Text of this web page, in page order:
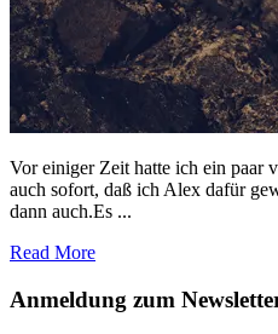
Vor einiger Zeit hatte ich ein paar
auch sofort, daß ich Alex dafür
dann auch.Es ...
Read More
Footer
Anmeldung zum